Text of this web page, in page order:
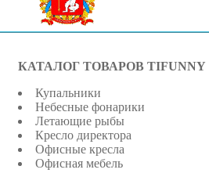
КАТАЛОГ ТОВАРОВ TIFUNNY
Купальники
Небесные фонарики
Летающие рыбы
Кресло директора
Офисные кресла
Офисная мебель